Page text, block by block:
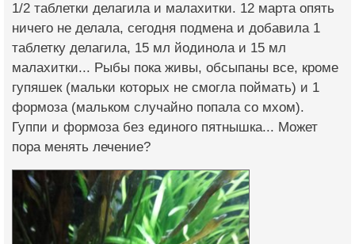
1/2 таблетки делагила и малахитки. 12 марта опять
ничего не делала, сегодня подмена и добавила 1
таблетку делагила, 15 мл йодинола и 15 мл
малахитки... Рыбы пока живы, обсыпаны все, кроме
гупяшек (мальки которых не смогла поймать) и 1
формоза (мальком случайно попала со мхом).
Гуппи и формоза без единого пятнышка... Может
пора менять лечение?